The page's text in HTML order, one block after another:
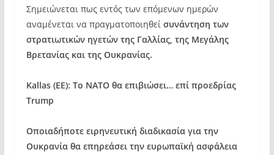
Σημειώνεται πως εντός των επόμενων ημερών
αναμένεται να πραγματοποιηθεί συνάντηση των
στρατιωτικών ηγετών της Γαλλίας, της Μεγάλης
Βρετανίας και της Ουκρανίας.
Kallas (ΕΕ): To NATO θα επιβιώσει… επί προεδρίας
Trump
Οποιαδήποτε ειρηνευτική διαδικασία για την
Ουκρανία θα επηρεάσει την ευρωπαϊκή ασφάλεια